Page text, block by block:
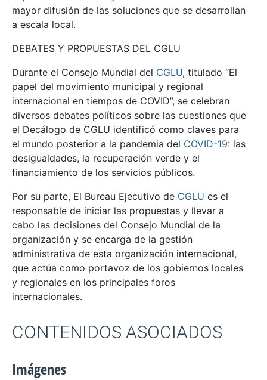
mayor difusión de las soluciones que se desarrollan
a escala local.
DEBATES Y PROPUESTAS DEL CGLU
Durante el Consejo Mundial del CGLU, titulado “El
papel del movimiento municipal y regional
internacional en tiempos de COVID”, se celebran
diversos debates políticos sobre las cuestiones que
el Decálogo de CGLU identificó como claves para
el mundo posterior a la pandemia del COVID-19: las
desigualdades, la recuperación verde y el
financiamiento de los servicios públicos.
Por su parte, El Bureau Ejecutivo de CGLU es el
responsable de iniciar las propuestas y llevar a
cabo las decisiones del Consejo Mundial de la
organización y se encarga de la gestión
administrativa de esta organización internacional,
que actúa como portavoz de los gobiernos locales
y regionales en los principales foros
internacionales.
CONTENIDOS ASOCIADOS
Imágenes